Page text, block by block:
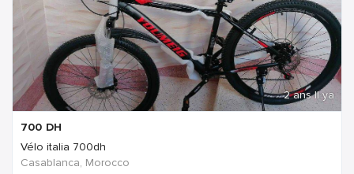
2 ans Il ya
700 DH
Vélo italia 700dh
Casablanca, Morocco